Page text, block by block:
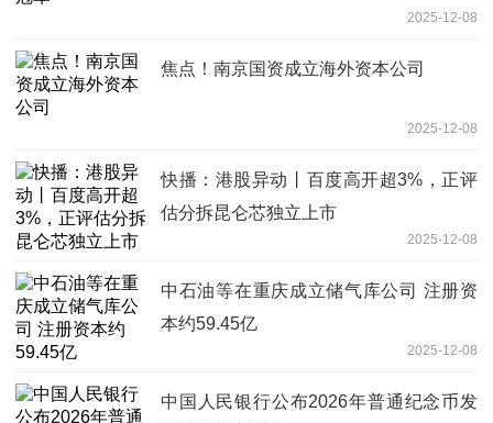
2025-12-08
焦点！南京国资成立海外资本公司
2025-12-08
快播：港股异动丨百度高开超3%，正评
估分拆昆仑芯独立上市
2025-12-08
中石油等在重庆成立储气库公司 注册资
本约59.45亿
2025-12-08
中国人民银行公布2026年普通纪念币发